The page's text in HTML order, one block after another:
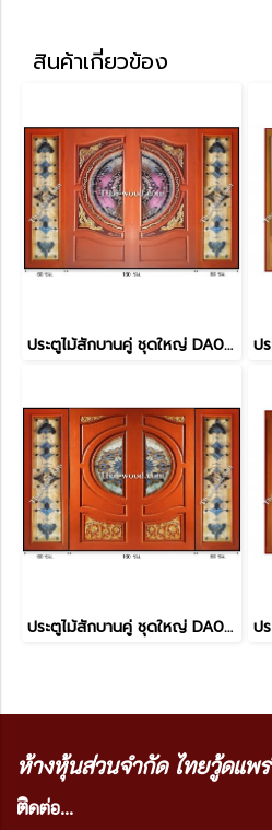
สินค้าเกี่ยวข้อง
ประตูไม้สักบานคู่ ชุดใหญ่ DA0061
ประตูไม้สักบานคู่ ชุดใหญ่ DA0062
ห้างหุ้นส่วนจำกัด ไทยวู้ดแพร่
ติดต่อ...